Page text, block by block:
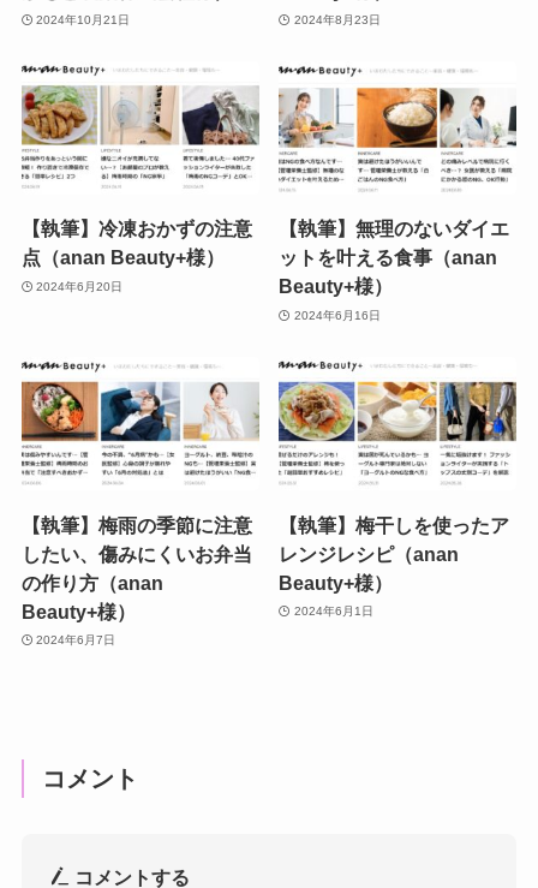
2024年10月21日 2024年8月23日
【執筆】冷凍おかずの注意
点（anan Beauty+様）
2024年6月20日
【執筆】無理のないダイエ
ットを叶える食事（anan
Beauty+様）
2024年6月16日
【執筆】梅雨の季節に注意
したい、傷みにくいお弁当
の作り方（anan
Beauty+様）
2024年6月7日
【執筆】梅干しを使ったア
レンジレシピ（anan
Beauty+様）
2024年6月1日
コメント
コメントする